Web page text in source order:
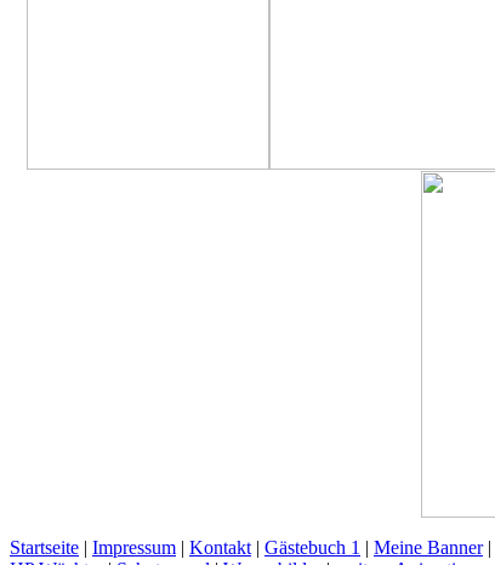
Startseite | Impressum | Kontakt | Gästebuch 1 | Meine Banner|